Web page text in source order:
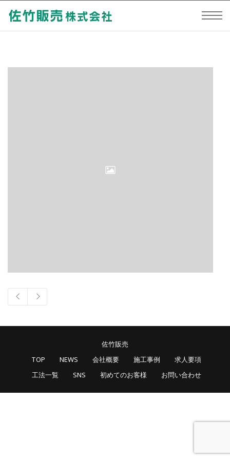
佐竹販売
TOP
NEWS 会社概要 施工事例
求人要項
工法一覧
SNS 初めてのお客様 お問い合わせ